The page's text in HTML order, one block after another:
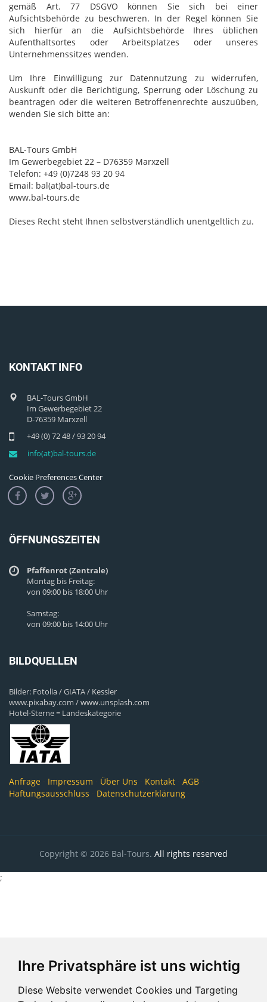
Ihre Privatsphäre ist uns wichtig
Diese Website verwendet Cookies und Targeting
gemäß Art. 77 DSGVO können Sie sich bei einer
Aufsichtsbehörde zu beschweren. In der Regel können Sie
sich hierfür an die Aufsichtsbehörde Ihres üblichen
Aufenthaltsortes oder Arbeitsplatzes oder unseres
Unternehmenssitzes wenden.
Um Ihre Einwilligung zur Datennutzung zu widerrufen,
Auskunft oder die Berichtigung, Sperrung oder Löschung zu
beantragen oder die weiteren Betroffenenrechte auszuüben,
wenden Sie sich bitte an:
BAL-Tours GmbH
Im Gewerbegebiet 22 – D76359 Marxzell
Telefon: +49 (0)7248 93 20 94
Email: bal(at)bal-tours.de
www.bal-tours.de
Dieses Recht steht Ihnen selbstverständlich unentgeltlich zu.
KONTAKT INFO
BAL-Tours GmbH
Im Gewerbegebiet 22
D-76359 Marxzell
+49 (0) 72 48 / 93 20 94
info(at)bal-tours.de
Cookie Preferences Center
ÖFFNUNGSZEITEN
Pfaffenrot (Zentrale)
Montag bis Freitag:
von 09:00 bis 18:00 Uhr
Samstag:
von 09:00 bis 14:00 Uhr
BILDQUELLEN
Bilder: Fotolia / GIATA / Kessler
www.pixabay.com / www.unsplash.com
Hotel-Sterne = Landeskategorie
Anfrage Impressum Über Uns Kontakt AGB
Haftungsausschluss
Datenschutzerklärung
Copyright © 2026 Bal-Tours. All rights reserved
;